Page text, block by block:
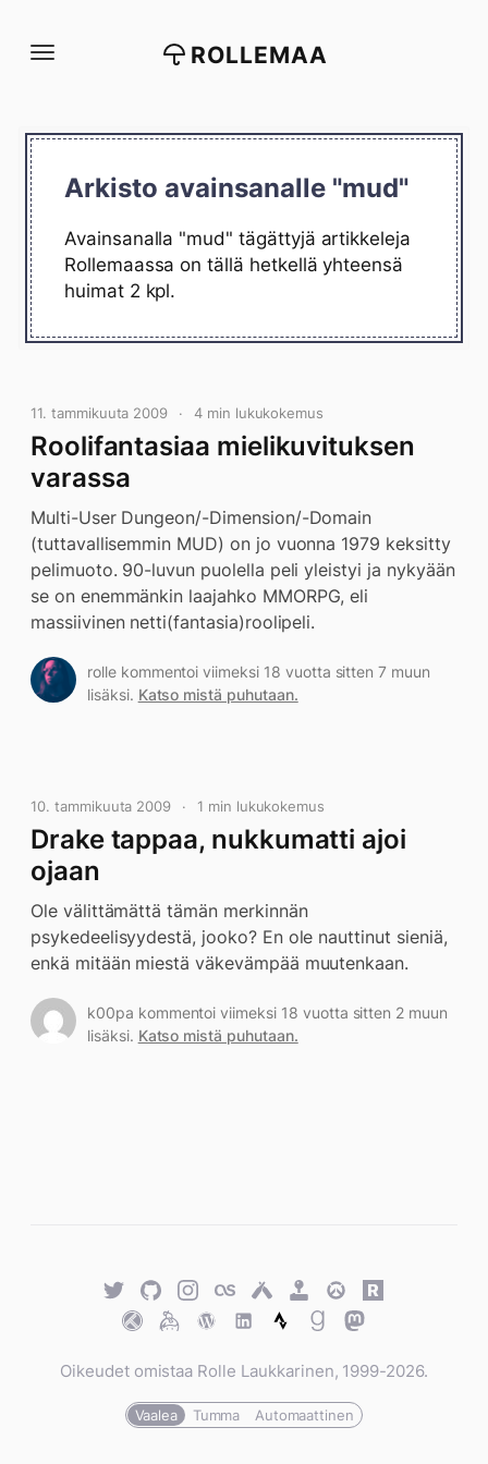
suoraan
ROLLEMAA
Arkisto avainsanalle "mud"
Avainsanalla "mud" tägättyjä artikkeleja
Rollemaassa on tällä hetkellä yhteensä
huimat 2 kpl.
11. tammikuuta 2009 4 min lukukokemus
Roolifantasiaa mielikuvituksen
varassa
Multi-User Dungeon/-Dimension/-Domain
(tuttavallisemmin MUD) on jo vuonna 1979 keksitty
pelimuoto. 90-luvun puolella peli yleistyi ja nykyään
se on enemmänkin laajahko MMORPG, eli
massiivinen netti(fantasia)roolipeli.
rolle kommentoi viimeksi 18 vuotta sitten 7 muun
lisäksi. Katso mistä puhutaan.
10. tammikuuta 2009 1 min lukukokemus
Drake tappaa, nukkumatti ajoi
ojaan
Ole välittämättä tämän merkinnän
psykedeelisyydestä, jooko? En ole nauttinut sieniä,
enkä mitään miestä väkevämpää muutenkaan.
k00pa kommentoi viimeksi 18 vuotta sitten 2 muun
lisäksi. Katso mistä puhutaan.
TwitterGitHubTwitterLast.fmUntappd
Retro
Achievements
Overwatch
Rawg.io
TraktKeybaseWordPress
WordPress
StravaGoodreads
Mastodon
Oikeudet omistaa Rolle Laukkarinen, 1999-2026.
Vaalea Tumma Automaattinen